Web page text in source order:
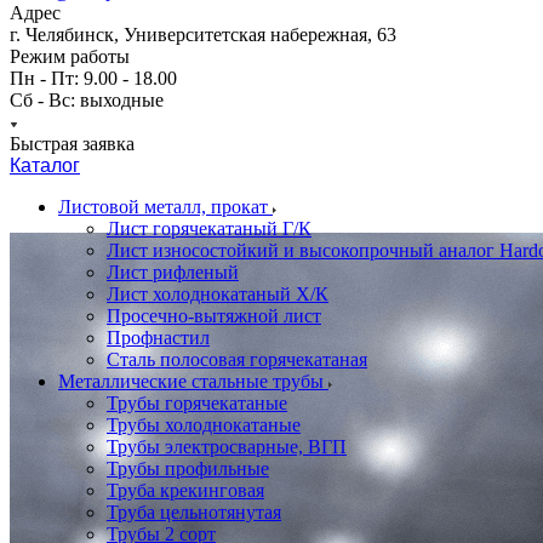
Адрес
г. Челябинск, Университетская набережная, 63
Режим работы
Пн - Пт: 9.00 - 18.00
Сб - Вс: выходные
Быстрая заявка
Каталог
Листовой металл, прокат
Лист горячекатаный Г/К
Лист износостойкий и высокопрочный аналог
Лист рифленый
Лист холоднокатаный Х/К
Просечно-вытяжной лист
Профнастил
Сталь полосовая горячекатаная
Металлические стальные трубы
Трубы горячекатаные
Трубы холоднокатаные
Трубы электросварные, ВГП
Трубы профильные
Труба крекинговая
Труба цельнотянутая
Трубы 2 сорт